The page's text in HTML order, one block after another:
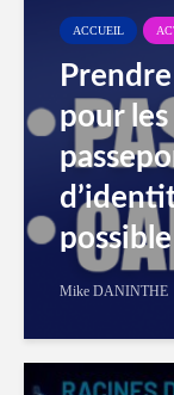
ACCUEIL
pour
Mike DANINTHE